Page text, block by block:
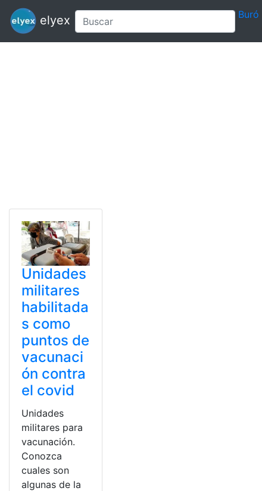
elyex Buró
Unidades
militares
habilitada
s como
puntos de
vacunaci
ón contra
el covid
Unidades
militares para
vacunación.
Conozca
cuales son
algunas de la